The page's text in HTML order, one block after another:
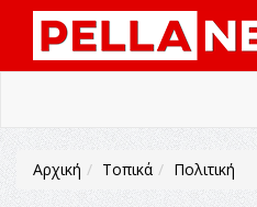
Αρχική Τοπικά Πολιτική